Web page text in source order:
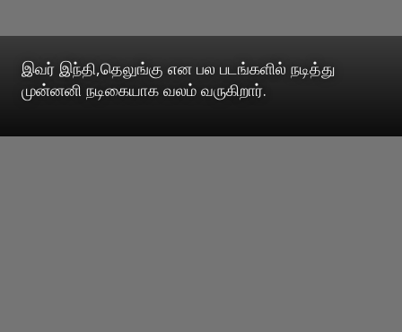
இவர் இந்தி,தெலுங்கு என பல படங்களில் நடித்து
முன்னனி நடிகையாக வலம் வருகிறார்.